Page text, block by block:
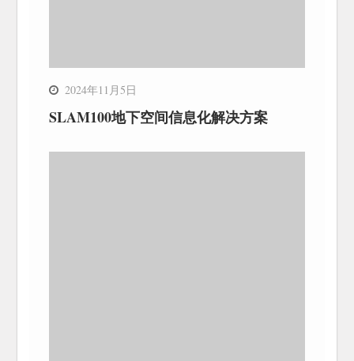
2024年11月5日
SLAM100地下空间信息化解决方案